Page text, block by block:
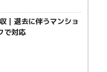
｜退去に伴うマンショ
で対応